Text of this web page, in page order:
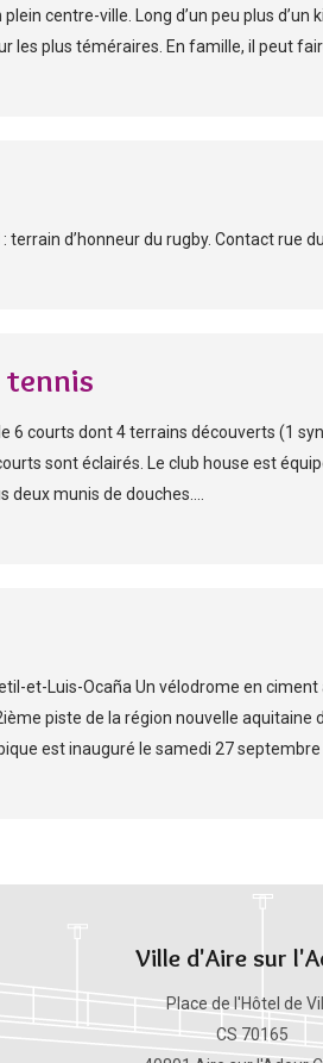
centre-ville. Long d’un peu plus
plus téméraires. En famille, il peut
d’honneur du rugby. Contact rue
tennis
6 courts dont 4 terrains découverts (1
sont éclairés. Le club house est
munis de douches....
et-Luis-Ocaña Un vélodrome en
piste de la région nouvelle aquitaine
est inauguré le samedi 27 septembre
Ville d'Aire sur
Place de l'Hôtel de
CS 70165